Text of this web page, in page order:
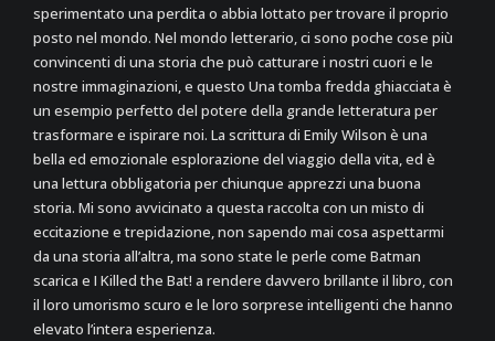
sperimentato una perdita o abbia lottato per trovare il proprio
posto nel mondo. Nel mondo letterario, ci sono poche cose più
convincenti di una storia che può catturare i nostri cuori e le
nostre immaginazioni, e questo Una tomba fredda ghiacciata è
un esempio perfetto del potere della grande letteratura per
trasformare e ispirare noi. La scrittura di Emily Wilson è una
bella ed emozionale esplorazione del viaggio della vita, ed è
una lettura obbligatoria per chiunque apprezzi una buona
storia. Mi sono avvicinato a questa raccolta con un misto di
eccitazione e trepidazione, non sapendo mai cosa aspettarmi
da una storia all’altra, ma sono state le perle come Batman
scarica e I Killed the Bat! a rendere davvero brillante il libro, con
il loro umorismo scuro e le loro sorprese intelligenti che hanno
elevato l’intera esperienza.